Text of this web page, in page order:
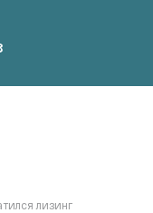
лизинг